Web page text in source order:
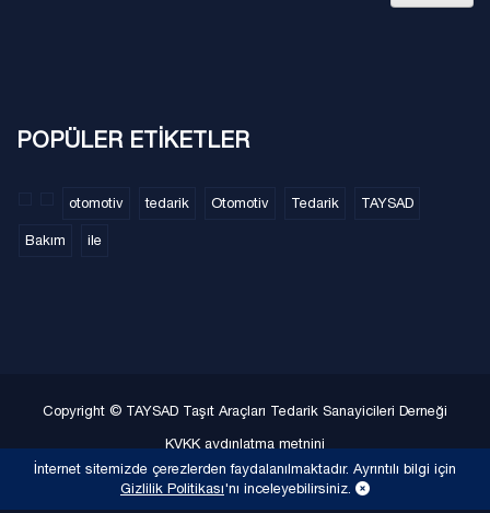
POPÜLER ETİKETLER
otomotiv tedarik Otomotiv Tedarik TAYSAD
Bakım ile
Copyright © TAYSAD Taşıt Araçları Tedarik Sanayicileri Derneği
KVKK aydınlatma metnini
Gizlilik Politikası
Site Haritası
İnternet sitemizde çerezlerden faydalanılmaktadır. Ayrıntılı bilgi için
Gizlilik Politikası'nı inceleyebilirsiniz.